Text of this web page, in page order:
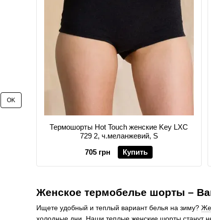
Женское термобелье шорты –
Ищете удобный и теплый вариант белья на зиму?
Термошорты Hot Touch женские Key LXC
729 2, ч.меланжевий, S
705 грн
Купить
OK